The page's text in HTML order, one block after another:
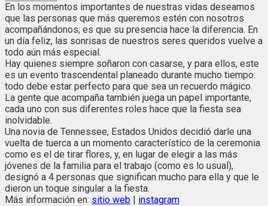
En los momentos importantes de nuestras vidas deseamos
que las personas que más queremos estén con nosotros
acompañándonos; es que su presencia hace la diferencia. En
un día feliz, las sonrisas de nuestros seres queridos vuelve a
todo aún más especial.
Hay quienes siempre soñaron con casarse, y para ellos, este
es un evento trascendental planeado durante mucho tiempo:
todo debe estar perfecto para que sea un recuerdo mágico.
La gente que acompaña también juega un papel importante,
cada uno con sus diferentes roles hace que la fiesta sea
inolvidable.
Una novia de Tennessee, Estados Unidos decidió darle una
vuelta de tuerca a un momento característico de la ceremonia
como es el de tirar flores, y, en lugar de elegir a las más
jóvenes de la familia para el trabajo (como es lo usual),
designó a 4 personas que significan mucho para ella y que le
dieron un toque singular a la fiesta.
Más información en: sitio web | instagram